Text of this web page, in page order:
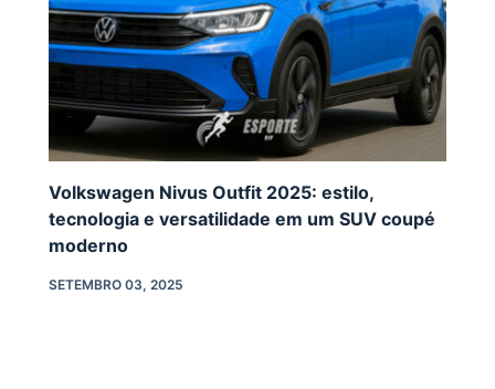
Volkswagen Nivus Outfit 2025: estilo,
tecnologia e versatilidade em um SUV coupé
moderno
SETEMBRO 03, 2025